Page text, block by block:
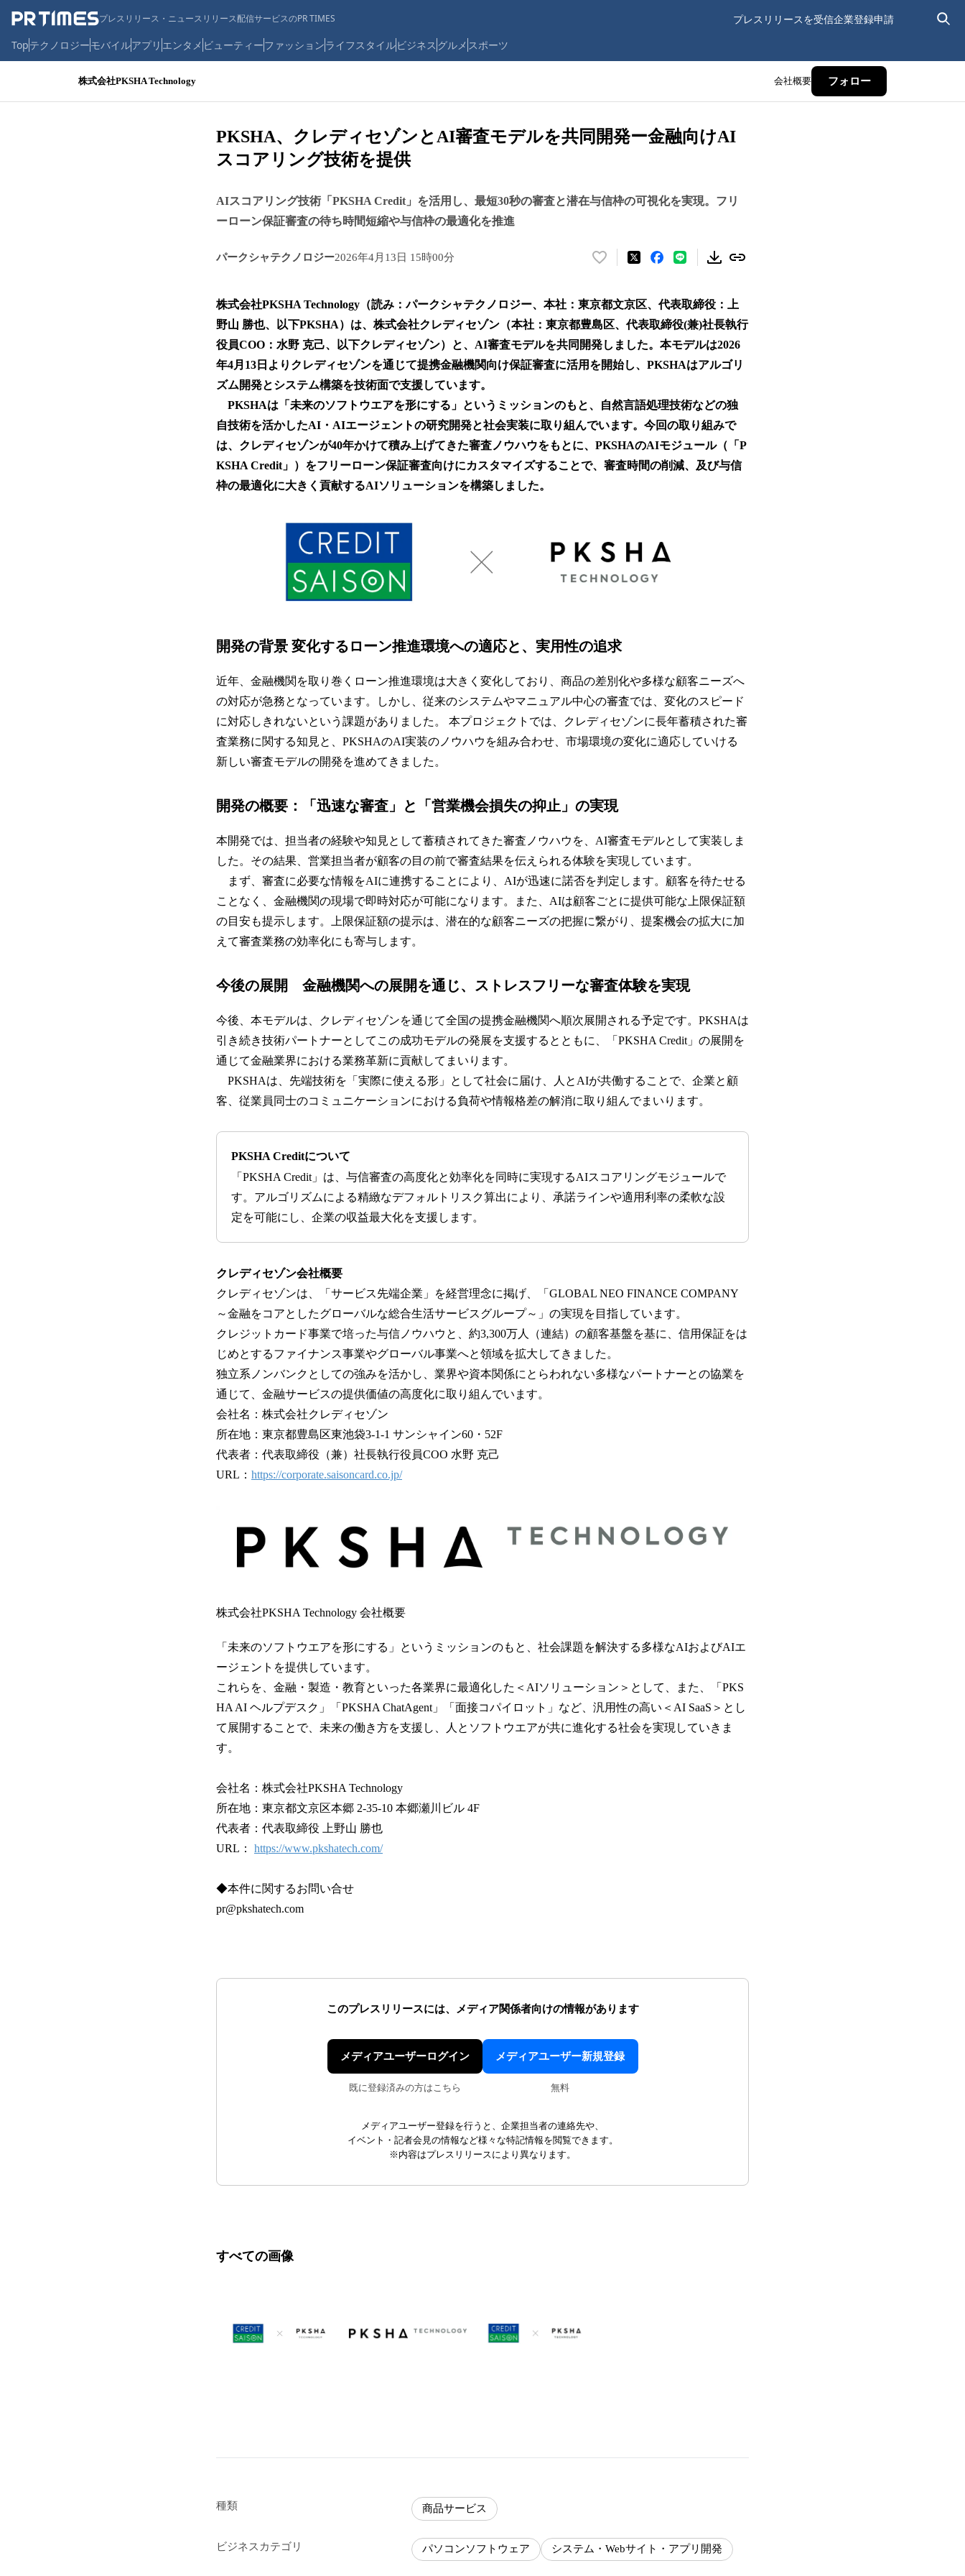
プレスリリース・ニュースリリース配信サービスのPR TIMES プレスリリースを受信企業登録申請
Topテクノロジーモバイルアプリ エンタメ ビューティーファッションライフスタイルビジネス グルメ スポーツ
株式会社PKSHA Technology 会社概要 フォロー
PKSHA、クレディセゾンとAI審査モデルを共同開発ー金融向けAI
スコアリング技術を提供
AIスコアリング技術「PKSHA Credit」を活用し、最短30秒の審査と潜在与信枠の可視化を実現。フリ
ーローン保証審査の待ち時間短縮や与信枠の最適化を推進
パークシャテクノロジー2026年4月13日 15時00分
い
！
数
を
読
み
み
で
す
株式会社PKSHA Technology（読み：パークシャテクノロジー、本社：東京都文京区、代表取締役：上
野山 勝也、以下PKSHA）は、株式会社クレディセゾン（本社：東京都豊島区、代表取締役(兼)社長執行
役員COO：水野 克己、以下クレディセゾン）と、AI審査モデルを共同開発しました。本モデルは2026
年4月13日よりクレディセゾンを通じて提携金融機関向け保証審査に活用を開始し、PKSHAはアルゴリ
ズム開発とシステム構築を技術面で支援しています。
PKSHAは「未来のソフトウエアを形にする」というミッションのもと、自然言語処理技術などの独
自技術を活かしたAI・AIエージェントの研究開発と社会実装に取り組んでいます。今回の取り組みで
は、クレディセゾンが40年かけて積み上げてきた審査ノウハウをもとに、PKSHAのAIモジュール（「P
KSHA Credit」）をフリーローン保証審査向けにカスタマイズすることで、審査時間の削減、及び与信
枠の最適化に大きく貢献するAIソリューションを構築しました。
開発の背景 変化するローン推進環境への適応と、実用性の追求
近年、金融機関を取り巻くローン推進環境は大きく変化しており、商品の差別化や多様な顧客ニーズへ
の対応が急務となっています。しかし、従来のシステムやマニュアル中心の審査では、変化のスピード
に対応しきれないという課題がありました。 本プロジェクトでは、クレディセゾンに長年蓄積された審
査業務に関する知見と、PKSHAのAI実装のノウハウを組み合わせ、市場環境の変化に適応していける
新しい審査モデルの開発を進めてきました。
開発の概要：「迅速な審査」と「営業機会損失の抑止」の実現
本開発では、担当者の経験や知見として蓄積されてきた審査ノウハウを、AI審査モデルとして実装しま
した。その結果、営業担当者が顧客の目の前で審査結果を伝えられる体験を実現しています。
まず、審査に必要な情報をAIに連携することにより、AIが迅速に諾否を判定します。顧客を待たせる
ことなく、金融機関の現場で即時対応が可能になります。また、AIは顧客ごとに提供可能な上限保証額
の目安も提示します。上限保証額の提示は、潜在的な顧客ニーズの把握に繋がり、提案機会の拡大に加
えて審査業務の効率化にも寄与します。
今後の展開 金融機関への展開を通じ、ストレスフリーな審査体験を実現
今後、本モデルは、クレディセゾンを通じて全国の提携金融機関へ順次展開される予定です。PKSHAは
引き続き技術パートナーとしてこの成功モデルの発展を支援するとともに、「PKSHA Credit」の展開を
通じて金融業界における業務革新に貢献してまいります。
PKSHAは、先端技術を「実際に使える形」として社会に届け、人とAIが共働することで、企業と顧
客、従業員同士のコミュニケーションにおける負荷や情報格差の解消に取り組んでまいります。
PKSHA Creditについて
「PKSHA Credit」は、与信審査の高度化と効率化を同時に実現するAIスコアリングモジュールで
す。アルゴリズムによる精緻なデフォルトリスク算出により、承諾ラインや適用利率の柔軟な設
定を可能にし、企業の収益最大化を支援します。
クレディセゾン会社概要
クレディセゾンは、「サービス先端企業」を経営理念に掲げ、「GLOBAL NEO FINANCE COMPANY
～金融をコアとしたグローバルな総合生活サービスグループ～」の実現を目指しています。
クレジットカード事業で培った与信ノウハウと、約3,300万人（連結）の顧客基盤を基に、信用保証をは
じめとするファイナンス事業やグローバル事業へと領域を拡大してきました。
独立系ノンバンクとしての強みを活かし、業界や資本関係にとらわれない多様なパートナーとの協業を
通じて、金融サービスの提供価値の高度化に取り組んでいます。
会社名：株式会社クレディセゾン
所在地：東京都豊島区東池袋3-1-1 サンシャイン60・52F
代表者：代表取締役（兼）社長執行役員COO 水野 克己
URL： https://corporate.saisoncard.co.jp/
株式会社PKSHA Technology 会社概要
「未来のソフトウエアを形にする」というミッションのもと、社会課題を解決する多様なAIおよびAIエ
ージェントを提供しています。
これらを、金融・製造・教育といった各業界に最適化した＜AIソリューション＞として、また、「PKS
HA AI ヘルプデスク」「PKSHA ChatAgent」「面接コパイロット」など、汎用性の高い＜AI SaaS＞とし
て展開することで、未来の働き方を支援し、人とソフトウエアが共に進化する社会を実現していきま
す。
会社名：株式会社PKSHA Technology
所在地：東京都文京区本郷 2-35-10 本郷瀬川ビル 4F
代表者：代表取締役 上野山 勝也
URL： https://www.pkshatech.com/
◆本件に関するお問い合せ
pr@pkshatech.com
このプレスリリースには、 メディア関係者向けの情報があります
メディアユーザーログイン
既に登録済みの方はこちら
メディアユーザー新規登録
無料
メディアユーザー登録を行うと、企業担当者の連絡先や、
イベント・記者会見の情報など様々な特記情報を閲覧できます。
※内容はプレスリリースにより異なります。
すべての画像
種類 商品サービス
ビジネスカテゴリ パソコンソフトウェア システム・Webサイト・アプリ開発